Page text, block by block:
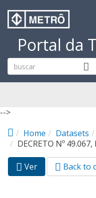
Portal da
-->
Home
Datasets
DECRETO Nº
Abas
Ver
ativa)
Back to